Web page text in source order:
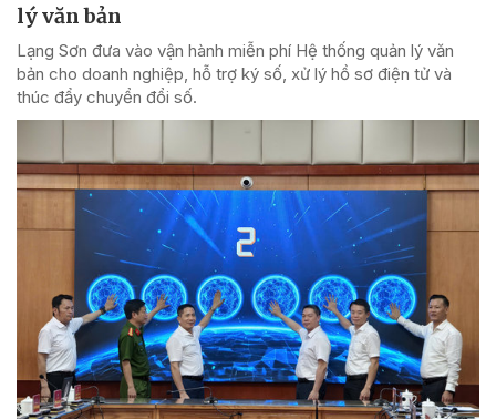
lý văn bản
Lạng Sơn đưa vào vận hành miễn phí Hệ thống quản lý văn
bản cho doanh nghiệp, hỗ trợ ký số, xử lý hồ sơ điện tử và
thúc đẩy chuyển đổi số.